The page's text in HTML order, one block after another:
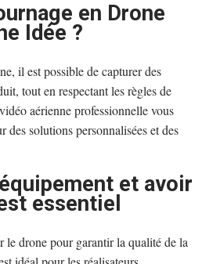
en Drone
Idée ?
il est possible de capturer des
tout en respectant les règles de
aérienne professionnelle vous
des solutions personnalisées et des
et avoir
essentiel
drone pour garantir la qualité de la